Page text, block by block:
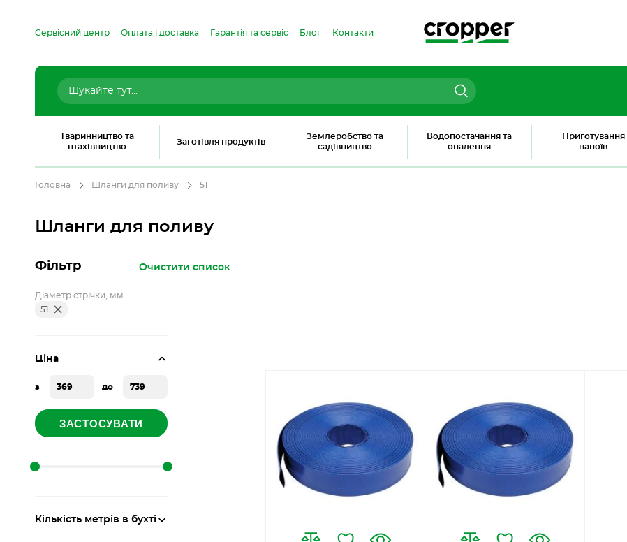
Тваринництво та
птахівництво
Заготівля продуктів
Землеробство та
садівництво
Водопостачання та
опалення
Приготування
напоїв
Сервісний центр Оплата і доставка Гарантія та сервіс Блог Контакти
Головна Шланги для поливу 51
Шланги для поливу
Фільтр Очистити список
Діаметр стрічки, мм
51
Ціна
з до
ЗАСТОСУВАТИ
Кількість метрів в бухті